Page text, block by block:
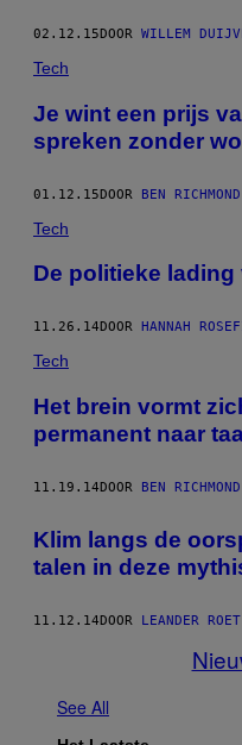
02.12.15 DOOR WILLEM
Tech
Je wint een prijs
spreken zonder
01.12.15DOOR BEN RICHMOND
Tech
De politieke
11.26.14 DOOR HANNAH
Tech
Het brein vormt
permanent naar
11.19.14DOOR BEN RICHMOND
Klim langs de
talen in deze
11.12.14 DOOR LEANDER ROET
See All